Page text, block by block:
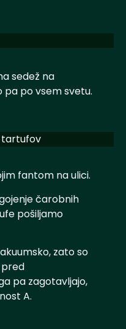
sedež na
pa po vsem svetu.
tartufov
fantom na ulici.
čarobnih
pošiljamo
zato so
pa zagotavljajo,
A.